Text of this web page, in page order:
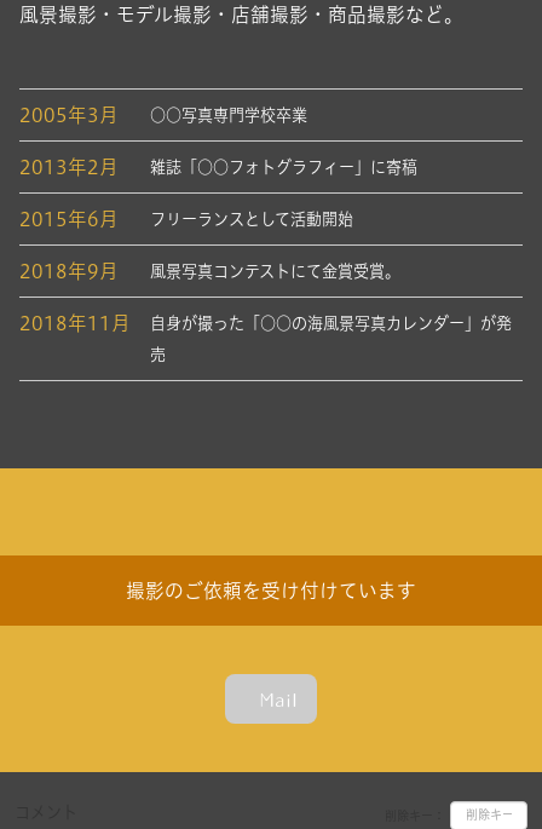
風景撮影・モデル撮影・店舗撮影・商品撮影など。
2005年3月 ○○写真専門学校卒業
2013年2月 雑誌「○○フォトグラフィー」に寄稿
2015年6月 フリーランスとして活動開始
2018年9月 風景写真コンテストにて金賞受賞。
2018年11月
自身が撮った「○○の海風景写真カレンダー」が発
売
撮影のご依頼を受け付けています
Mail